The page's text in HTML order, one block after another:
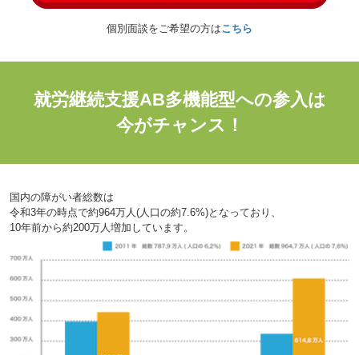
個別面談をご希望の方はこちら
就労継続支援AB多機能型への参入は
今がチャンス！
国内の障がい者総数は
令和3年の時点で約964万人(人口の約7.6%)となっており、
10年前から約200万人増加しています。